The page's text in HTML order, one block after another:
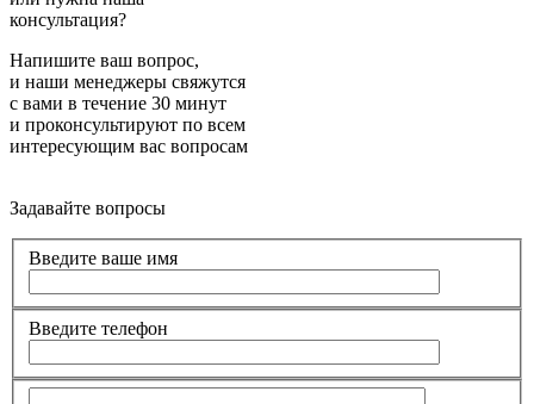
консультация?
Напишите ваш вопрос,
и наши менеджеры свяжутся
с вами в течение 30 минут
и проконсультируют по всем
интересующим вас вопросам
Задавайте вопросы
Введите ваше имя
Введите телефон